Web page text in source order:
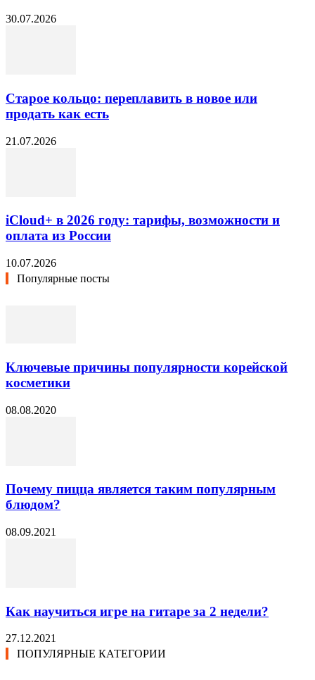
30.07.2026
Старое кольцо: переплавить в новое или
продать как есть
21.07.2026
iCloud+ в 2026 году: тарифы, возможности и
оплата из России
10.07.2026
Популярные посты
Ключевые причины популярности корейской
косметики
08.08.2020
Почему пицца является таким популярным
блюдом?
08.09.2021
Как научиться игре на гитаре за 2 недели?
27.12.2021
ПОПУЛЯРНЫЕ КАТЕГОРИИ